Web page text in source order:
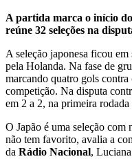
A partida marca o início
reúne 32 seleções na
A seleção japonesa ficou
pela Holanda. Na fase de
marcando quatro gols
competição. Na disputa
em 2 a 2, na primeira
O Japão é uma seleção
não tem favorito, avalia a
da Rádio Nacional,